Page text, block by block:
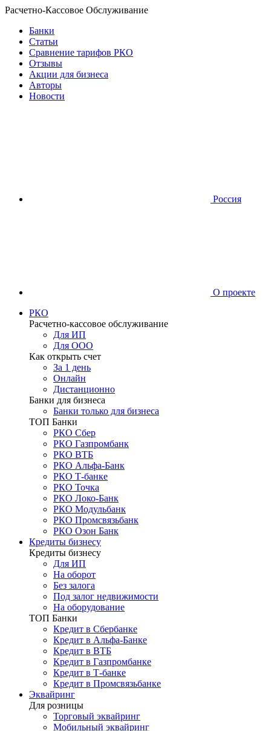
Расчетно-Кассовое Обслуживание
Банки
Статьи
Сравнение тарифов РКО
Отзывы
Акции для бизнеса
Авторы
Новости
Россия
О проекте
РКО
Расчетно-кассовое обслуживание
Для ИП
Для ООО
Как открыть счет
За 1 день
Онлайн
Дистанционно
Банки для бизнеса
Банки только для бизнеса
ТОП Банки
РКО Сбер
РКО Газпромбанк
РКО ВТБ
РКО Альфа-Банк
РКО Т-банке
РКО Точка
РКО Локо-Банк
РКО Модульбанк
РКО Промсвязьбанк
РКО Озон Банк
Кредиты бизнесу
Кредиты бизнесу
Для ИП
На оборот
Без залога
Под залог недвижимости
На оборудование
ТОП Банки
Кредит в Сбербанке
Кредит в Альфа-Банке
Кредит в ВТБ
Кредит в Газпромбанке
Кредит в Т-банке
Кредит в Промсвязьбанке
Эквайринг
Для розницы
Торговый эквайринг
Мобильный эквайринг